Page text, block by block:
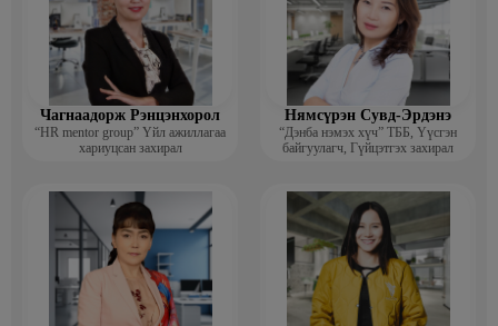
Чагнаадорж Рэнцэнхорол
“HR mentor group” Үйл ажиллагаа
хариуцсан захирал
Нямсүрэн Сувд-Эрдэнэ
“Дэнба нэмэх хүч” ТББ, Үүсгэн
байгуулагч, Гүйцэтгэх захирал